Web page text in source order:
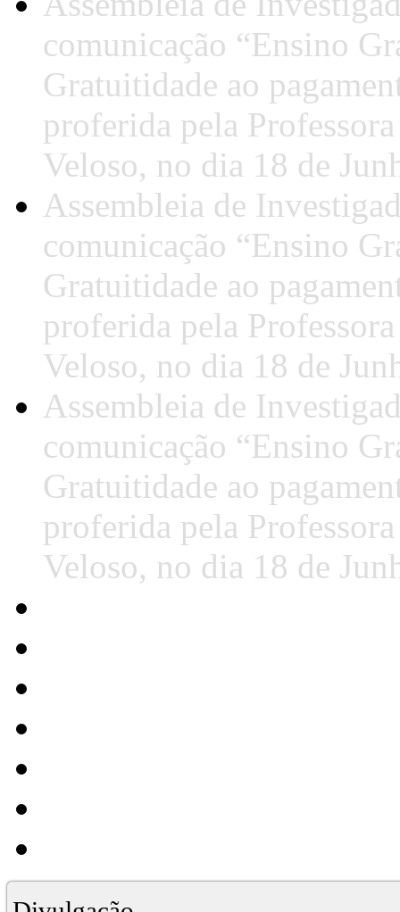
comunicação “Ensino
Gratuitidade ao
proferida pela
Veloso, no dia 18 de
Assembleia de
comunicação “Ensino
Gratuitidade ao
proferida pela
Veloso, no dia 18 de
Assembleia de
comunicação “Ensino
Gratuitidade ao
proferida pela
Veloso, no dia 18 de